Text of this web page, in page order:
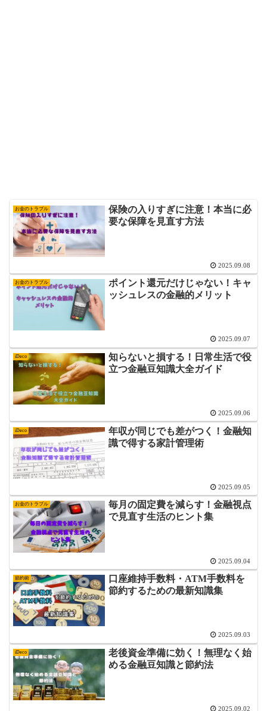
お金のトラブル
保険の入りすぎに注意！本当に必
要な保障を見直す方法
2025.09.08
お金のトラブル
ポイント還元だけじゃない！キャ
ッシュレスの金融的メリット
2025.09.07
iDeco
知らないと損する！日常生活で役
立つ金融豆知識大全ガイド
2025.09.06
iDeco
年収が同じでも差がつく！金融知
識で得する家計管理術
2025.09.05
お金のトラブル
毎月の固定費を減らす！金融視点
で見直す生活のヒント集
2025.09.04
節約術
口座維持手数料・ATM手数料を
節約するための最新知識集
2025.09.03
iDeco
老後資金準備に効く！無理なく始
める金融豆知識と節約法
2025.09.02